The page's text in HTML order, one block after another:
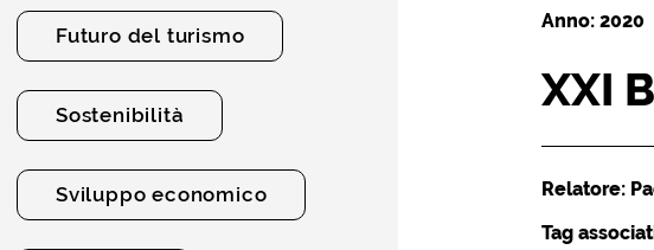
Futuro del turismo
Sostenibilità
Sviluppo economico
Anno: 2020
XXI
Relatore:
Tag